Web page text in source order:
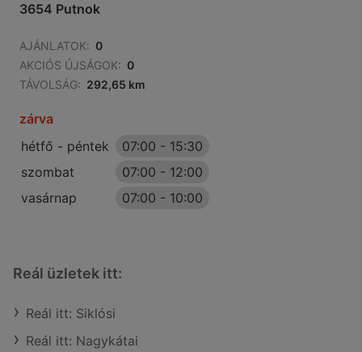
3654 Putnok
AJÁNLATOK: 0
AKCIÓS ÚJSÁGOK: 0
TÁVOLSÁG: 292,65 km
zárva
hétfő - péntek
07:00 - 15:30
szombat
07:00 - 12:00
vasárnap
07:00 - 10:00
Reál üzletek itt:
Reál itt: Siklósi
Reál itt: Nagykátai